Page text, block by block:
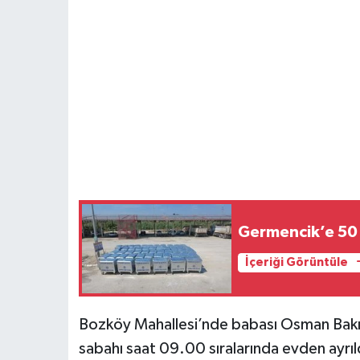
Germencik’e
İçeriği Görüntüle
Bozköy Mahallesi’nde babası Osman
sabahı saat 09.00 sıralarında evden